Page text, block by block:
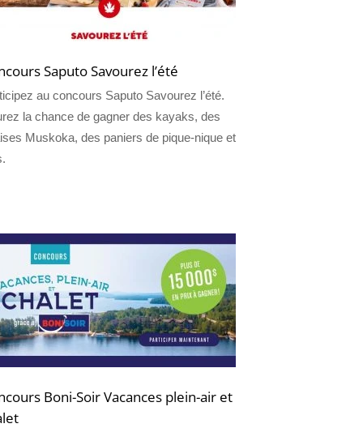
Saputo Savourez l’été
au concours Saputo Savourez l’été.
la chance de gagner des kayaks, des
Muskoka, des paniers de pique-nique et
Boni-Soir Vacances plein-air et